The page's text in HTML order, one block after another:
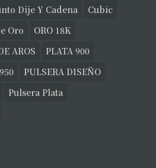
Dije Y Cadena
Cubic
Oro
ORO 18K
AROS
PLATA 900
PULSERA DISEÑO
Pulsera Plata